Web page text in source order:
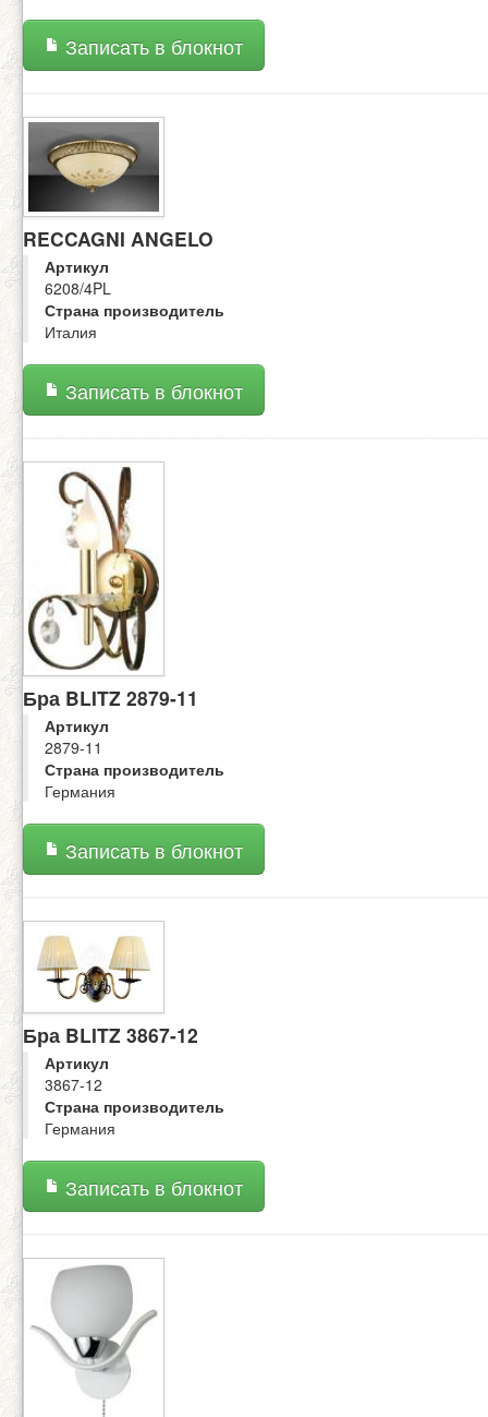
Записать в блокнот
RECCAGNI ANGELO
Артикул
6208/4PL
Страна производитель
Италия
Записать в блокнот
Бра BLITZ 2879-11
Артикул
2879-11
Страна производитель
Германия
Записать в блокнот
Бра BLITZ 3867-12
Артикул
3867-12
Страна производитель
Германия
Записать в блокнот